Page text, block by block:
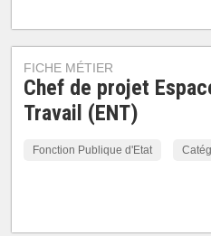
FICHE MÉTIER
Chef de projet
Travail (ENT)
Fonction Publique d'Etat